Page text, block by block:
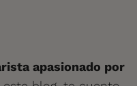
apasionado por